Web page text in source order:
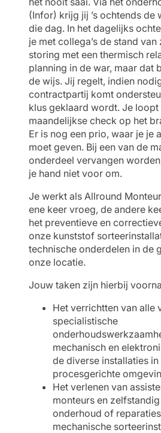
(Infor) krijg jij ’s ochtends
die dag. In het dagelijks
je met collega’s de stand
storing met een thermisch
planning in de war, maar dat
de wijs. Jij regelt, indien
contractpartij komt
klus geklaard wordt. Je loopt
maandelijkse check op het
Er is nog een prio, waar je je
moet geven. Bij een van de
onderdeel vervangen
je hand niet voor om.
Je werkt als Allround
ene keer vroeg, de andere
het preventieve en
onze kunststof
technische onderdelen in de
onze locatie.
Jouw taken zijn hierbij
Het verrichtten van alle
specialistische
mechanisch en
de diverse installaties in
procesgerichte
Het verlenen van
monteurs en
onderhoud of
mechanische